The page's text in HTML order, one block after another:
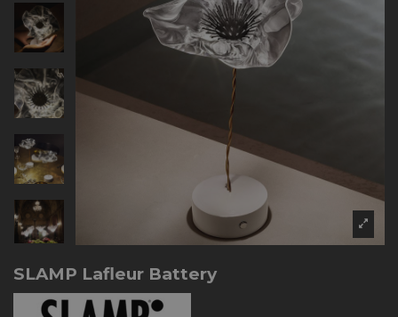
SLAMP Lafleur Battery